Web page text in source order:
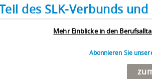
des SLK-Verbunds
Mehr Einblicke in den
Abonnieren Sie